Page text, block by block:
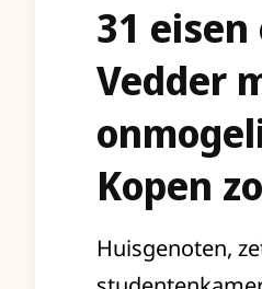
31
Vedder
Kopen
Huisgenoten,